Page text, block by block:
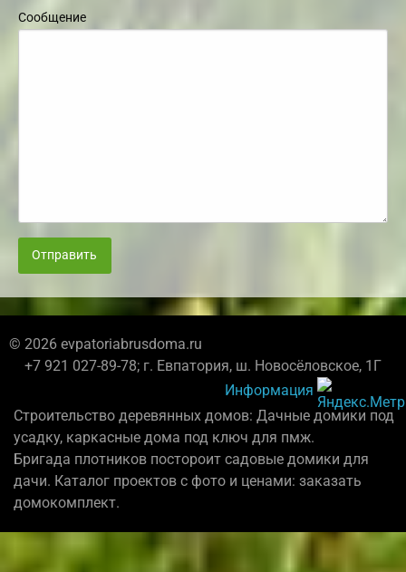
Сообщение
Отправить
© 2026 evpatoriabrusdoma.ru
+7 921 027-89-78; г. Евпатория, ш. Новосёловское, 1Г
Информация
Строительство деревянных домов: Дачные домики под
усадку, каркасные дома под ключ для пмж.
Бригада плотников постороит садовые домики для
дачи. Каталог проектов с фото и ценами: заказать
домокомплект.